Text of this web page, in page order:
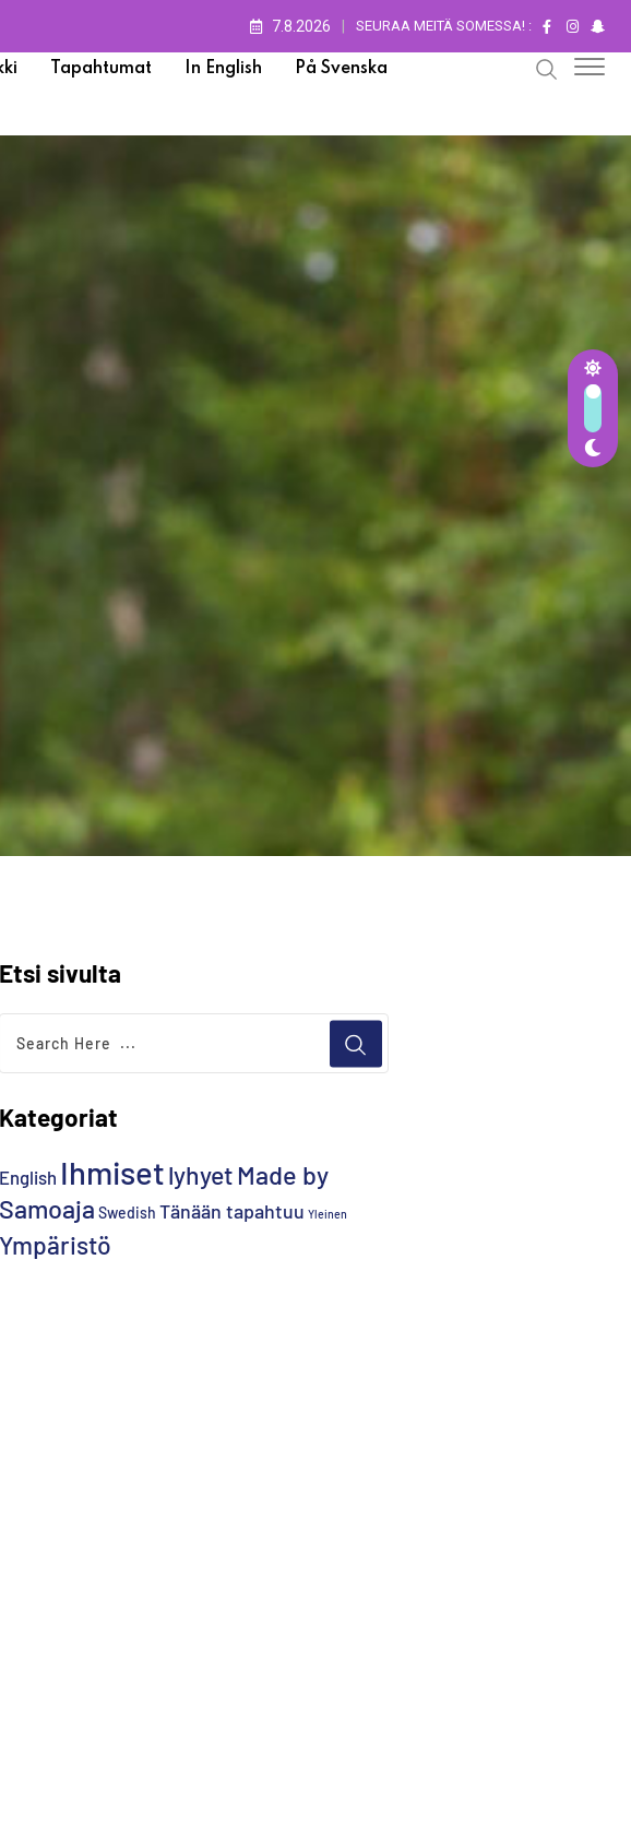
7.8.2026 SEURAA MEITÄ SOMESSA! :
Tapahtumat In English På Svenska
Etsi sivulta
Kategoriat
English Ihmisetlyhyet Made by
Samoaja Swedish Tänään tapahtuu Yleinen
Ympäristö